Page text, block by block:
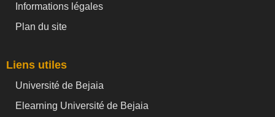
Informations légales
Plan du site
Liens utiles
Université de Bejaia
Elearning Université de Bejaia